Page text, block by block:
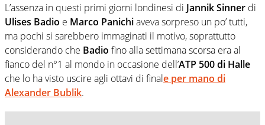
L’assenza in questi primi giorni londinesi di Jannik Sinner di
Ulises Badio e Marco Panichiaveva sorpreso un po’ tutti,
ma pochi si sarebbero immaginati il motivo, soprattutto
considerando che Badio fino alla settimana scorsa era al
fianco del n°1 al mondo in occasione dell’ATP 500 di Halle
che lo ha visto uscire agli ottavi di finale per mano di
Alexander Bublik.